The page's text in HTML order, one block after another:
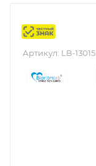
Маркировка
Артикул: LB-13015